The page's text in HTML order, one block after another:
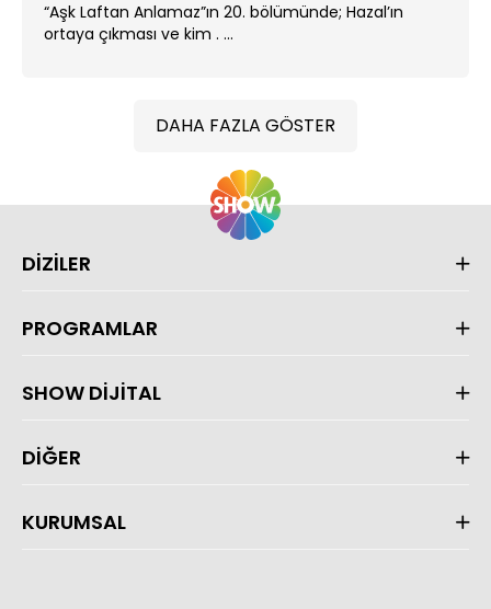
“Aşk Laftan Anlamaz”ın 20. bölümünde; Hazal’ın
ortaya çıkması ve kim . ...
DAHA FAZLA GÖSTER
DİZİLER
PROGRAMLAR
SHOW DİJİTAL
DİĞER
KURUMSAL